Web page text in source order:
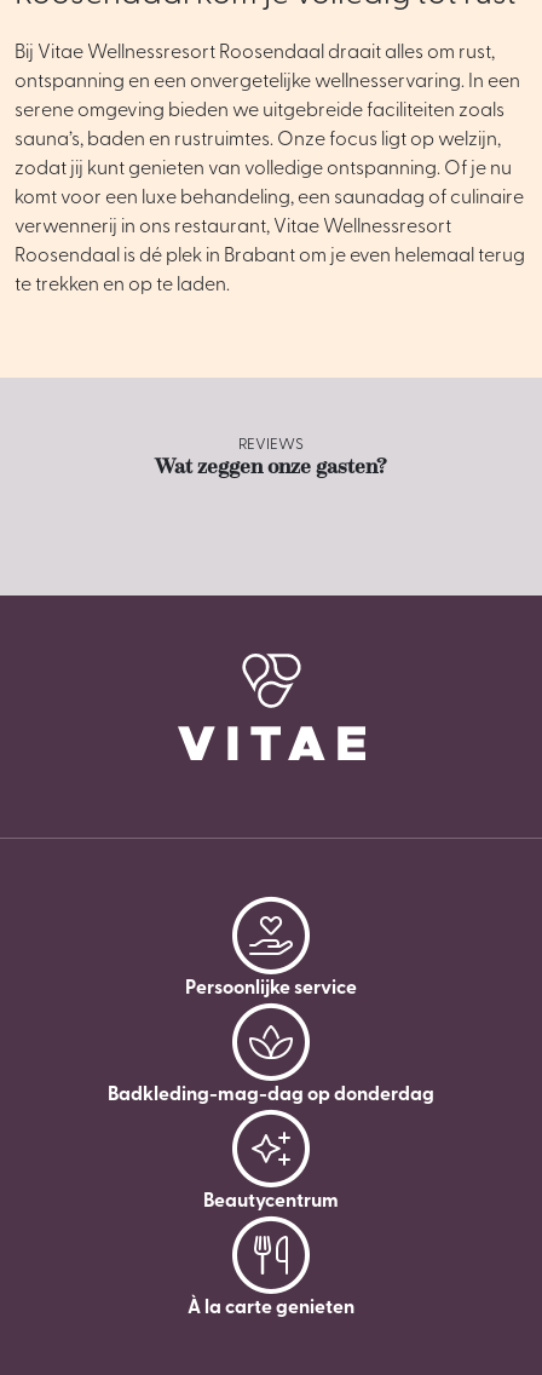
Bij Vitae Wellnessresort Roosendaal draait alles om rust,
ontspanning en een onvergetelijke wellnesservaring. In een
serene omgeving bieden we uitgebreide faciliteiten zoals
sauna’s, baden en rustruimtes. Onze focus ligt op welzijn,
zodat jij kunt genieten van volledige ontspanning. Of je nu
komt voor een luxe behandeling, een saunadag of culinaire
verwennerij in ons restaurant, Vitae Wellnessresort
Roosendaal is dé plek in Brabant om je even helemaal terug
te trekken en op te laden.
REVIEWS
Wat zeggen onze gasten?
Persoonlijke service
Badkleding-mag-dag op donderdag
Beautycentrum
À la carte genieten